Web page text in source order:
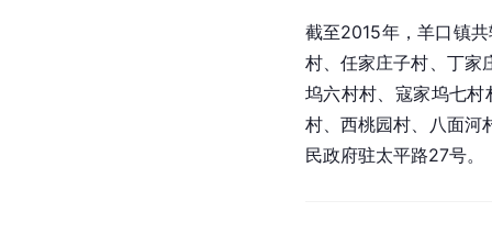
截至2015年，羊口镇
村、任家庄子村、丁家
坞六村村、寇家坞七
村、西桃园村、八面河
民政府驻太平路27号。